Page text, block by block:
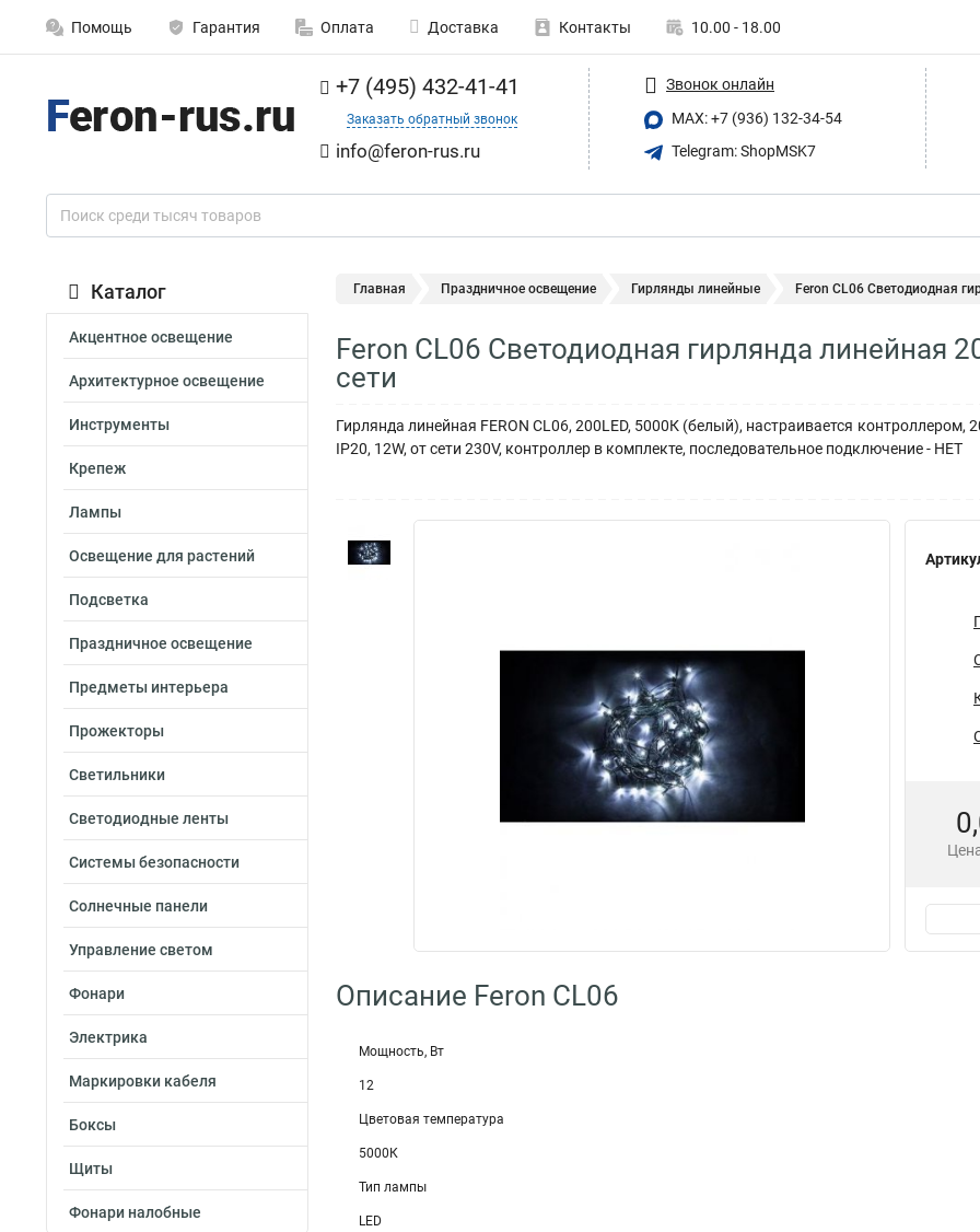
Помощь Гарантия Оплата Доставка Контакты 10.00 - 18.00
+7 (495) 432-41-41
Заказать обратный звонок
info@feron-rus.ru
Звонок онлайн
MAX: +7 (936) 132-34-54
Telegram: ShopMSK7
Каталог
Акцентное освещение
Архитектурное освещение
Инструменты
Крепеж
Лампы
Освещение для растений
Подсветка
Праздничное освещение
Предметы интерьера
Прожекторы
Светильники
Светодиодные ленты
Системы безопасности
Солнечные панели
Управление светом
Фонари
Электрика
Маркировки кабеля
Боксы
Щиты
Фонари налобные
Главная Праздничное освещение Гирлянды линейные Feron CL06 Светодиодная
Feron CL06 Светодиодная гирлянда линейная
сети
Гирлянда линейная FERON CL06, 200LED, 5000К (белый), настраивается
IP20, 12W, от сети 230V, контроллер в комплекте, последовательное подключение - НЕТ
Описание Feron CL06
Мощность, Вт
12
Цветовая температура
5000К
Тип лампы
LED